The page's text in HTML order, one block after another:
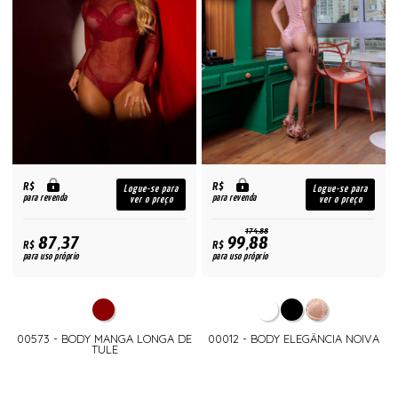
R$
para revenda
Logue-se para
ver o preço
R$87,37
para uso próprio
00573 - BODY MANGA LONGA DE
TULE
R$
para revenda
Logue-se para
ver o preço
174,88
R$99,88
para uso próprio
00012 - BODY ELEGÂNCIA NOIVA